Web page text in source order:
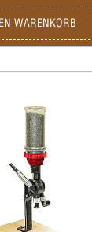
ab,
überrascht sein,
wichtiger ist, dass
eine im
Die
Messing ist mit
über eine
beträgt jeder
einer
und einfach:
mit Ein-/Aus-
in den
WARENKORB